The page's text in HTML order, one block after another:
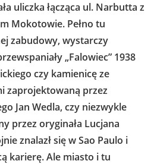
uliczka łącząca ul. Narbutta z
Mokotowie. Pełno tu
zabudowy, wystarczy
„Falowiec” 1938
czy kamienicę ze
zaprojektowaną przez
Jan Wedla, czy niezwykle
przez oryginała Lucjana
znalazł się w Sao Paulo i
karierę. Ale miasto i tu